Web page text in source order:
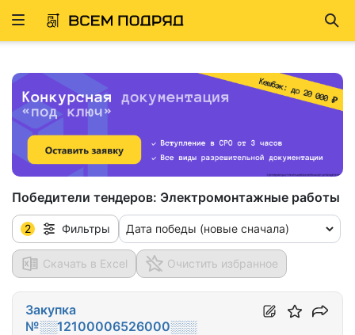
Развернуть
Победители тендеров: Электромонтажные работы
2 Фильтры Дата победы (новые сначала)
Скачать в Excel Очистить избранное
Закупка
№░░12100006526000░░░